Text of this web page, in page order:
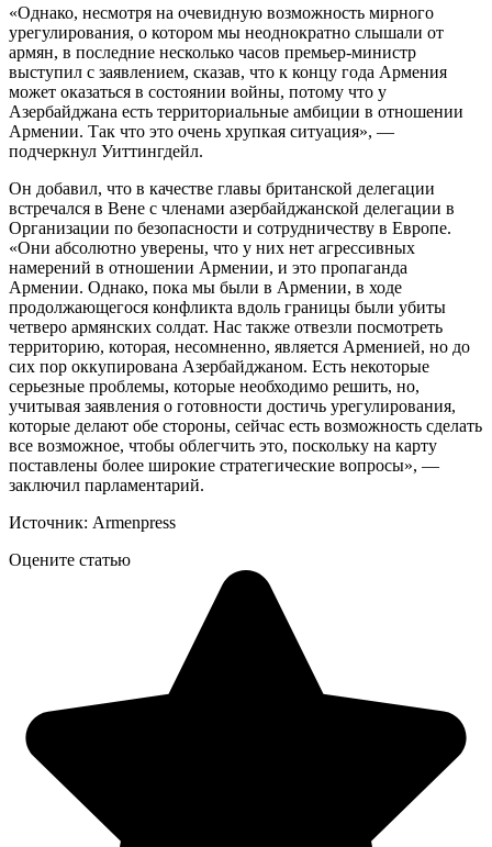
«Однако, несмотря на очевидную возможность мирного
урегулирования, о котором мы неоднократно слышали от
армян, в последние несколько часов премьер-министр
выступил с заявлением, сказав, что к концу года Армения
может оказаться в состоянии войны, потому что у
Азербайджана есть территориальные амбиции в отношении
Армении. Так что это очень хрупкая ситуация», —
подчеркнул Уиттингдейл.
Он добавил, что в качестве главы британской делегации
встречался в Вене с членами азербайджанской делегации в
Организации по безопасности и сотрудничеству в Европе.
«Они абсолютно уверены, что у них нет агрессивных
намерений в отношении Армении, и это пропаганда
Армении. Однако, пока мы были в Армении, в ходе
продолжающегося конфликта вдоль границы были убиты
четверо армянских солдат. Нас также отвезли посмотреть
территорию, которая, несомненно, является Арменией, но до
сих пор оккупирована Азербайджаном. Есть некоторые
серьезные проблемы, которые необходимо решить, но,
учитывая заявления о готовности достичь урегулирования,
которые делают обе стороны, сейчас есть возможность сделать
все возможное, чтобы облегчить это, поскольку на карту
поставлены более широкие стратегические вопросы», —
заключил парламентарий.
Источник: Armenpress
Оцените статью